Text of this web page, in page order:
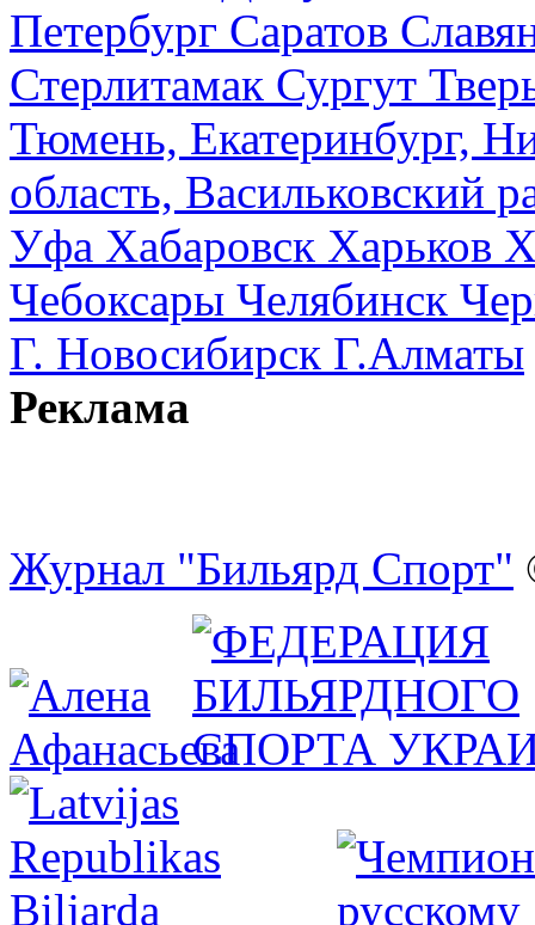
Петербург Саратов
Стерлитамак Сургут
Тюмень, Екатеринбург,
область, Васильковский
Уфа Хабаровск Харьков
Чебоксары Челябинск
Г. Новосибирск Г.Алматы
Реклама
Журнал "Бильярд Спорт"